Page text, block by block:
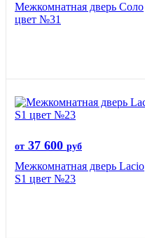
Межкомнатная дверь Соло
цвет №31
от 37 600 руб
Межкомнатная дверь Lacio
S1 цвет №23